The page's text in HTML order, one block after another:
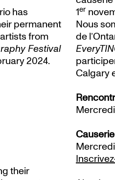
has
permanent
from
Festival
2024.
their
1er
Nous
de
Calgary
Mercredi